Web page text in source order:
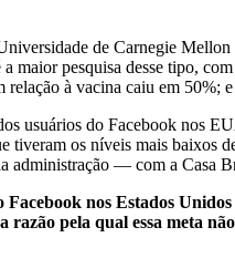
de Carnegie
maior pesquisa desse tipo,
à vacina caiu em 50%;
usuários do Facebook nos
tiveram os níveis mais baixos
administração — com a Casa
nos Estados
razão pela qual essa meta